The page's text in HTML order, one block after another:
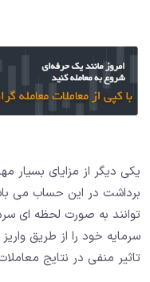
برداشت در این حساب می
توانند به صورت لحظه ای
سرمایه خود را از طریق
تاثیر منفی در نتایج